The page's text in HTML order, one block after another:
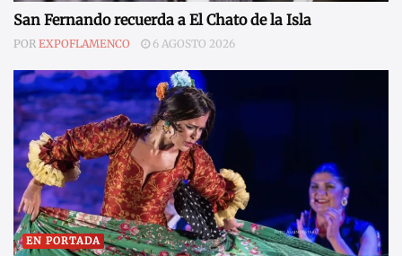
San Fernando recuerda a El Chato de la Isla
POR EXPOFLAMENCO 6 AGOSTO 2026
EN PORTADA